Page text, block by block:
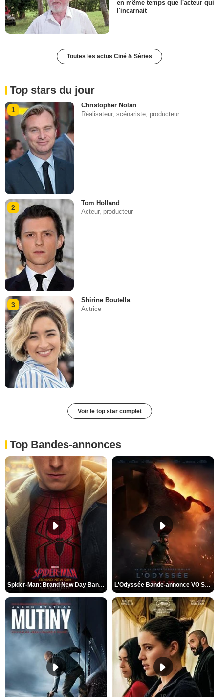
en même temps que l'acteur qui
l'incarnait
Toutes les actus Ciné & Séries
Top stars du jour
1
Christopher Nolan
Réalisateur, scénariste, producteur
2
Tom Holland
Acteur, producteur
3
Shirine Boutella
Actrice
Voir le top star complet
Top Bandes-annonces
Spider-Man: Brand New Day Bande-annonce VO STFR L'Odyssée Bande-annonce VO STFR